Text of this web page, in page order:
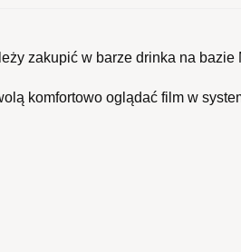
zakupić w barze drinka na bazie
komfortowo oglądać film w